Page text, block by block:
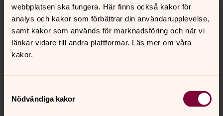
webbplatsen ska fungera. Här finns också kakor för
analys och kakor som förbättrar din användarupplevelse,
samt kakor som används för marknadsföring och när vi
länkar vidare till andra plattformar. Läs mer om våra
kakor.
Nödvändiga kakor
Tillbaka till toppen
Tillbaka till innehållet
Kontakt
Kalender